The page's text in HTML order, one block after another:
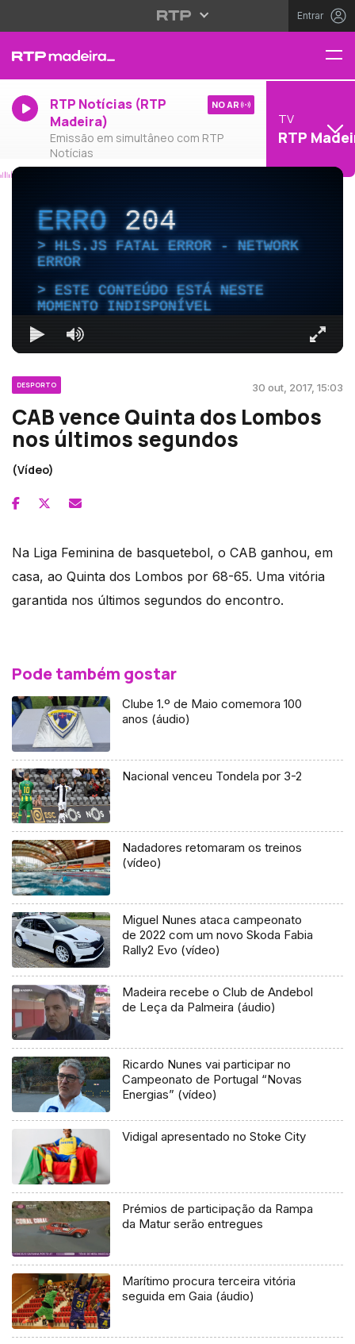
Entrar
RTP Notícias (RTP
Madeira)
Emissão em simultâneo com RTP
Notícias
NO AR
TV
RTP
ERRO204
HLS.JS FATAL ERROR - NETWORK
ERROR
ESTE CONTEÚDO ESTÁ NESTE
MOMENTO INDISPONÍVEL
DESPORTO 30 out, 2017, 15:03
CAB vence Quinta dos Lombos
nos últimos segundos
(Vídeo)
Na Liga Feminina de basquetebol, o CAB ganhou, em
casa, ao Quinta dos Lombos por 68-65. Uma vitória
garantida nos últimos segundos do encontro.
Pode também gostar
Clube 1.º de Maio comemora 100
anos (áudio)
Nacional venceu Tondela por 3-2
Nadadores retomaram os treinos
(vídeo)
Miguel Nunes ataca campeonato
de 2022 com um novo Skoda Fabia
Rally2 Evo (vídeo)
Madeira recebe o Club de Andebol
de Leça da Palmeira (áudio)
Ricardo Nunes vai participar no
Campeonato de Portugal “Novas
Energias” (vídeo)
Vidigal apresentado no Stoke City
Prémios de participação da Rampa
da Matur serão entregues
Marítimo procura terceira vitória
seguida em Gaia (áudio)